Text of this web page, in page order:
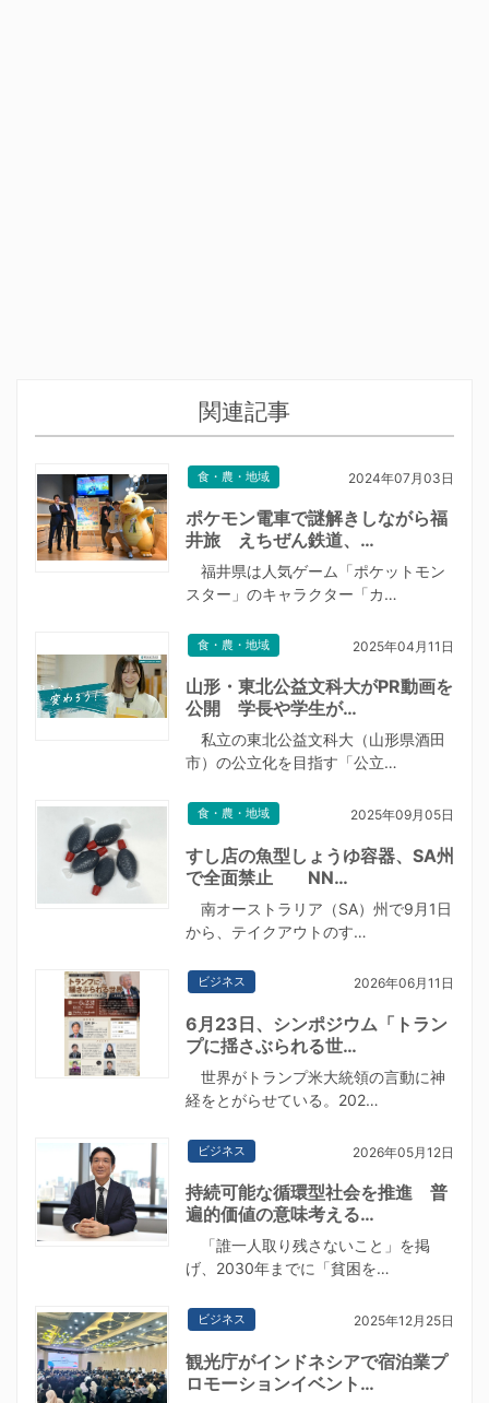
関連記事
食・農・地域 2024年07月03日
ポケモン電車で謎解きしながら福
井旅 えちぜん鉄道、…
福井県は人気ゲーム「ポケットモン
スター」のキャラクター「カ…
食・農・地域 2025年04月11日
山形・東北公益文科大がPR動画を
公開 学長や学生が…
私立の東北公益文科大（山形県酒田
市）の公立化を目指す「公立…
食・農・地域 2025年09月05日
すし店の魚型しょうゆ容器、SA州
で全面禁止 NN…
南オーストラリア（SA）州で9月1日
から、テイクアウトのす…
ビジネス 2026年06月11日
6月23日、シンポジウム「トラン
プに揺さぶられる世…
世界がトランプ米大統領の言動に神
経をとがらせている。202…
ビジネス 2026年05月12日
持続可能な循環型社会を推進 普
遍的価値の意味考える…
「誰一人取り残さないこと」を掲
げ、2030年までに「貧困を…
ビジネス 2025年12月25日
観光庁がインドネシアで宿泊業プ
ロモーションイベント…